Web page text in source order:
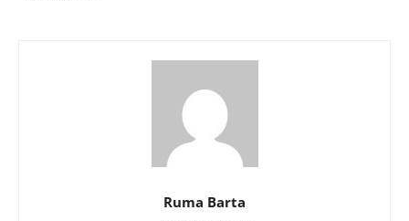
Ruma Barta